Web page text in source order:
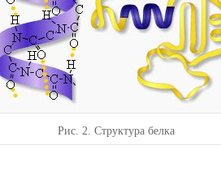
Рис. 2. Структура белка